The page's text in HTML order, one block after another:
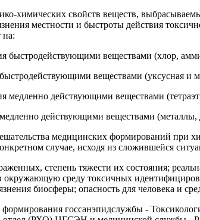
химических свойств веществ,
местности и быстроты действия
на:
быстродействующими веществами (хлор,
веществами (уксусная и
медленно действующими веществами
действующими веществами
медицинских формирований при
случае, исходя из сложившейся
степень тяжести их состояния;
окружающую среду токсичных
биосферы; опасность для человека и
госсанэпидслужбы -